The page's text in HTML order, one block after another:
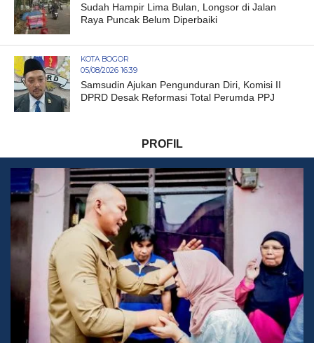
Sudah Hampir Lima Bulan, Longsor di Jalan
Raya Puncak Belum Diperbaiki
KOTA BOGOR
05/08/2026 16:39
Samsudin Ajukan Pengunduran Diri, Komisi II
DPRD Desak Reformasi Total Perumda PPJ
PROFIL